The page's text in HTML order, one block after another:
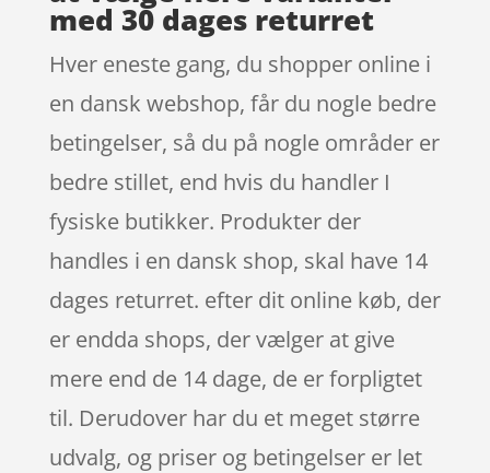
med 30 dages returret
Hver eneste gang, du shopper online i
en dansk webshop, får du nogle bedre
betingelser, så du på nogle områder er
bedre stillet, end hvis du handler I
fysiske butikker. Produkter der
handles i en dansk shop, skal have 14
dages returret. efter dit online køb, der
er endda shops, der vælger at give
mere end de 14 dage, de er forpligtet
til. Derudover har du et meget større
udvalg, og priser og betingelser er let